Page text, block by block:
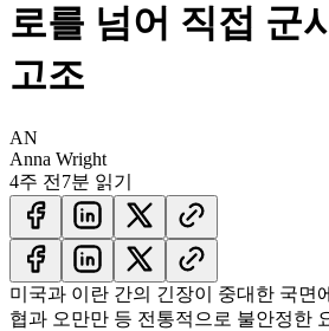
로를 넘어 직접 군
고조
AN
Anna Wright
4주 전 7분 읽기
미국과 이란 간의 긴장이 중대한 국면
협과 오만만 등 전통적으로 불안정한